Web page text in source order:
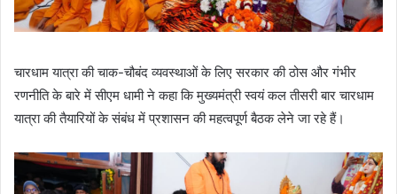
चारधाम यात्रा की चाक-चौबंद व्यवस्थाओं के लिए सरकार की ठोस और गंभीर
रणनीति के बारे में सीएम धामी ने कहा कि मुख्यमंत्री स्वयं कल तीसरी बार चारधाम
यात्रा की तैयारियों के संबंध में प्रशासन की महत्वपूर्ण बैठक लेने जा रहे हैं।